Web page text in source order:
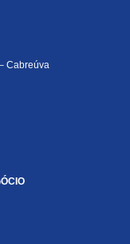
Cabreúva